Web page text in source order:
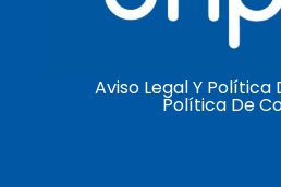
Aviso Legal Y Política
Política De